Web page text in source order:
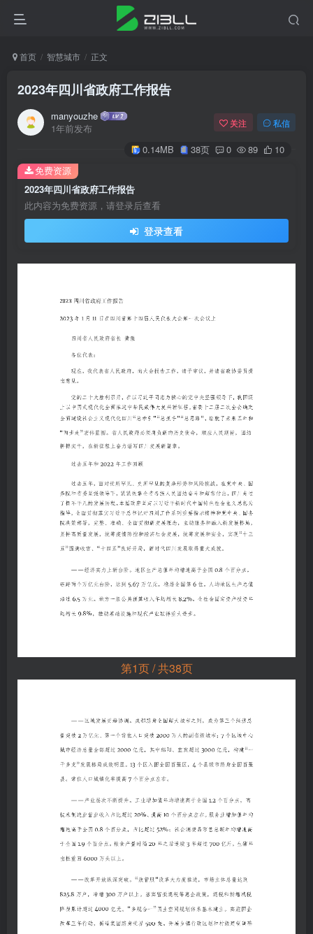
首页 智慧城市 正文
2023年四川省政府工作报告
manyouzhe
1年前发布
关注 私信
0.14MB 38页 0 89 10
2023年四川省政府工作报告
此内容为免费资源，请登录后查看
登录查看
免费资源
第1页 / 共38页